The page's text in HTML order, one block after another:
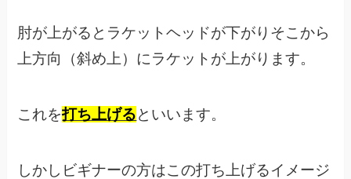
肘が上がるとラケットヘッドが下がりそこから
上方向（斜め上）にラケットが上がります。
これを打ち上げるといいます。
しかしビギナーの方はこの打ち上げるイメージ